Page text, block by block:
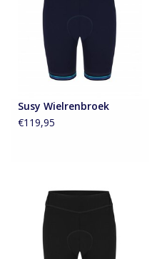
Susy Wielrenbroek
€119,95